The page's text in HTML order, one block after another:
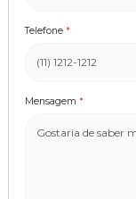
Telefone *
Mensagem *